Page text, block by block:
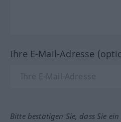
Ihre E-Mail-Adresse
Bitte bestätigen Sie, dass Sie